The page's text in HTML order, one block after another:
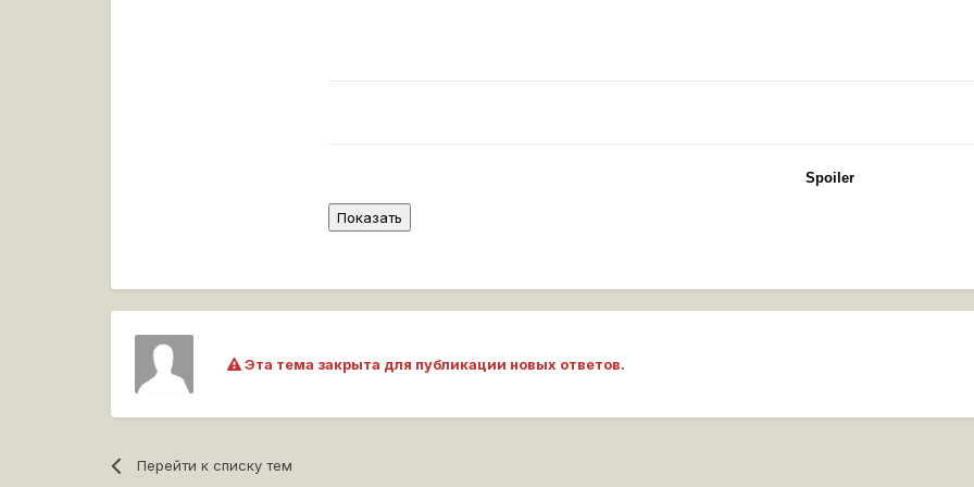
Spoiler
Эта тема закрыта для публикации новых ответов.
Перейти к списку тем